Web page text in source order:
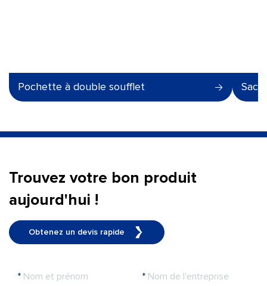
Pochette à double soufflet
Trouvez votre bon produit
aujourd'hui !
Obtenez un devis rapide
* Nom et prénom * Nom de l'entreprise